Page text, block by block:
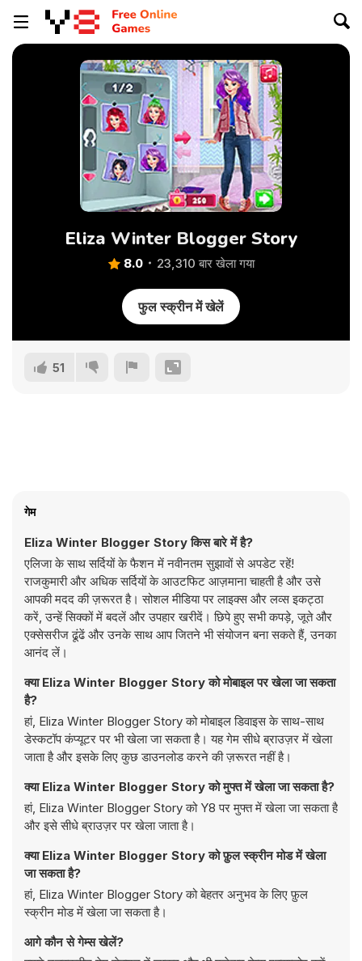
Eliza Winter Blogger Story
8.0 23,310 बार खेला गया
फुल स्क्रीन में खेलें
51
गेम
Eliza Winter Blogger Story किस बारे में है?
एलिजा के साथ सर्दियों के फैशन में नवीनतम सुझावों से अपडेट रहें!
राजकुमारी और अधिक सर्दियों के आउटफिट आज़माना चाहती है और उसे
आपकी मदद की ज़रूरत है। सोशल मीडिया पर लाइक्स और लव्स इकट्ठा
करें, उन्हें सिक्कों में बदलें और उपहार खरीदें। छिपे हुए सभी कपड़े, जूते और
एक्सेसरीज ढूंढें और उनके साथ आप जितने भी संयोजन बना सकते हैं, उनका
आनंद लें।
क्या Eliza Winter Blogger Story को मोबाइल पर खेला जा सकता
है?
हां, Eliza Winter Blogger Story को मोबाइल डिवाइस के साथ-साथ
डेस्कटॉप कंप्यूटर पर भी खेला जा सकता है। यह गेम सीधे ब्राउज़र में खेला
जाता है और इसके लिए कुछ डाउनलोड करने की ज़रूरत नहीं है।
क्या Eliza Winter Blogger Story को मुफ्त में खेला जा सकता है?
हां, Eliza Winter Blogger Story को Y8 पर मुफ्त में खेला जा सकता है
और इसे सीधे ब्राउज़र पर खेला जाता है।
क्या Eliza Winter Blogger Story को फ़ुल स्क्रीन मोड में खेला
जा सकता है?
हां, Eliza Winter Blogger Story को बेहतर अनुभव के लिए फ़ुल
स्क्रीन मोड में खेला जा सकता है।
आगे कौन से गेम्स खेलें?